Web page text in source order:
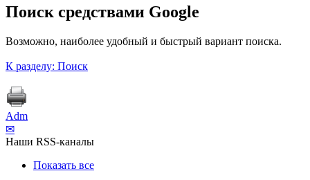
Поиск средствами Google
Возможно, наиболее удобный и быстрый вариант поиска.
К разделу: Поиск
Adm
✉
Наши RSS-каналы
Показать все